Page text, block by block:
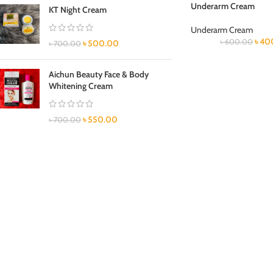
KT Night Cream
৳700.00 ৳500.00
Aichun Beauty Face & Body
Whitening Cream
৳700.00 ৳550.00
Underarm Cream
Underarm Cream
৳600.00 ৳